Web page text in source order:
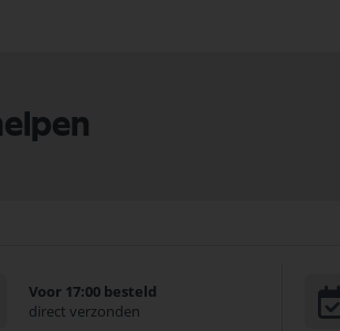
Voor 17:00 besteld
direct verzonden